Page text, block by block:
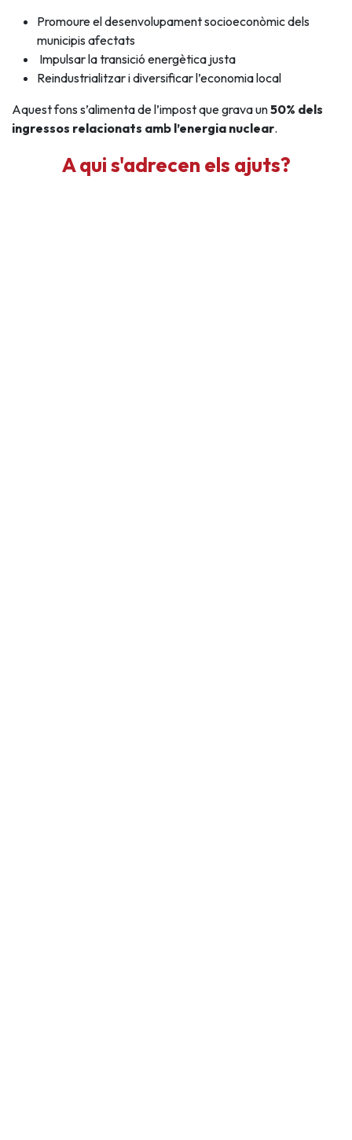
Promoure el desenvolupament socioeconòmic dels
municipis afectats
Impulsar la transició energètica justa
Reindustrialitzar i diversificar l’economia local
Aquest fons s’alimenta de l’impost que grava un50% dels
ingressos relacionats amb l’energia nuclear.
A qui s'adrecen els ajuts?